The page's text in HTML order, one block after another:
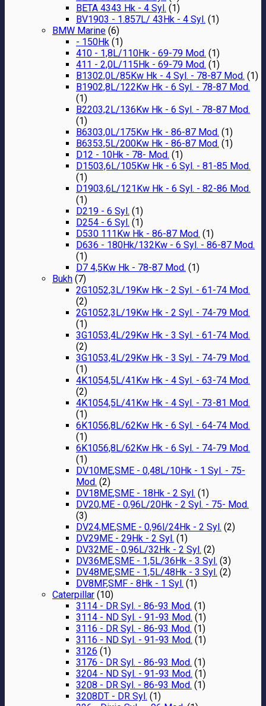
BETA 4343 Hk - 4 Syl. (1)
BV1903 - 1.857L/ 43Hk - 4 Syl. (1)
BMW Marine (6)
- 150Hk (1)
410 - 1,8L/110Hk - 69-79 Mod. (1)
411 - 2,0L/115Hk - 69-79 Mod. (1)
B1302,0L/85Kw Hk - 4 Syl. - 78-87 Mod. (1)
B1902,8L/122Kw Hk - 6 Syl. - 78-87 Mod.
(1)
B2203,2L/136Kw Hk - 6 Syl. - 78-87 Mod.
(1)
B6303,0L/175Kw Hk - 86-87 Mod. (1)
B6353,5L/200Kw Hk - 86-87 Mod. (1)
D12 - 10Hk - 78- Mod. (1)
D1503,6L/105Kw Hk - 6 Syl. - 81-85 Mod.
(1)
D1903,6L/121Kw Hk - 6 Syl. - 82-86 Mod.
(1)
D219 - 6 Syl. (1)
D254 - 6 Syl. (1)
D530 111Kw Hk - 86-87 Mod. (1)
D636 - 180Hk/132Kw - 6 Syl. - 86-87 Mod.
(1)
D7 4,5Kw Hk - 78-87 Mod. (1)
Bukh (7)
2G1052,3L/19Kw Hk - 2 Syl. - 61-74 Mod.
(2)
2G1052,3L/19Kw Hk - 2 Syl. - 74-79 Mod.
(1)
3G1053,4L/29Kw Hk - 3 Syl. - 61-74 Mod.
(2)
3G1053,4L/29Kw Hk - 3 Syl. - 74-79 Mod.
(1)
4K1054,5L/41Kw Hk - 4 Syl. - 63-74 Mod.
(2)
4K1054,5L/41Kw Hk - 4 Syl. - 73-81 Mod.
(1)
6K1056,8L/62Kw Hk - 6 Syl. - 64-74 Mod.
(1)
6K1056,8L/62Kw Hk - 6 Syl. - 74-79 Mod.
(1)
DV10ME,SME - 0,48L/10Hk - 1 Syl. - 75-
Mod. (2)
DV18ME,SME - 18Hk - 2 Syl. (1)
DV20,ME - 0,96L/20Hk - 2 Syl. - 75- Mod.
(3)
DV24,ME,SME - 0,96l/24Hk - 2 Syl. (2)
DV29ME - 29Hk - 2 Syl. (1)
DV32ME - 0,96L/32Hk - 2 Syl. (2)
DV36ME,SME - 1,5L/36Hk - 3 Syl. (3)
DV48ME,SME - 1,5L/48Hk - 3 Syl. (2)
DV8MF,SMF - 8Hk - 1 Syl. (1)
Caterpillar (10)
3114 - DR Syl. - 86-93 Mod. (1)
3114 - ND Syl. - 91-93 Mod. (1)
3116 - DR Syl. - 86-93 Mod. (1)
3116 - ND Syl. - 91-93 Mod. (1)
3126 (1)
3176 - DR Syl. - 86-93 Mod. (1)
3204 - ND Syl. - 91-93 Mod. (1)
3208 - DR Syl. - 86-93 Mod. (1)
3208DT - DR Syl. (1)